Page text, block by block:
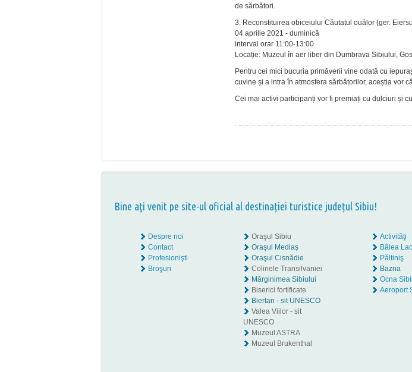
de sărbători.
3. Reconstituirea obiceiului Căutatul ouălor (ger.
04 aprilie 2021 - duminică
interval orar 11:00-13:00
Locație: Muzeul în aer liber din Dumbrava Sibiului,
Pentru cei mici bucuria primăverii vine odată cu
cuvine și a intra în atmosfera sărbătorilor, aceștia vor
Cei mai activi participanți vor fi premiați cu dulciuri și
Bine aţi venit pe site-ul oficial al destinației turistice județul Sibiu!
Despre noi
Contact
Profesionişti
Broşuri
Oraşul Sibiu
Oraşul Mediaş
Oraşul Cisnădie
Colinele Transilvaniei
Mărginimea Sibiului
Biserici fortificate
Biertan - sit UNESCO
Valea Viilor - sit
UNESCO
Muzeul ASTRA
Muzeul Brukenthal
Activităţi
Bâlea
Păltiniş
Bazna
Ocna
Aeroport